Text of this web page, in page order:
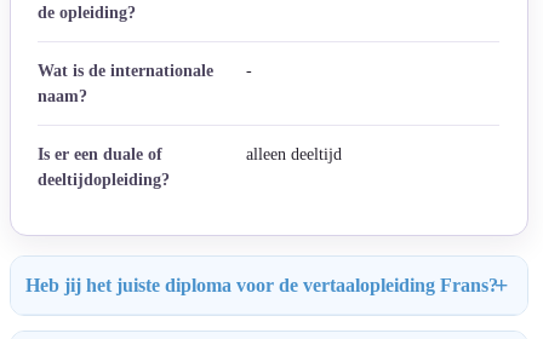
de opleiding?
Wat is de internationale
naam?
-
Is er een duale of
deeltijdopleiding?
alleen deeltijd
Heb jij het juiste diploma voor de vertaalopleiding Frans?